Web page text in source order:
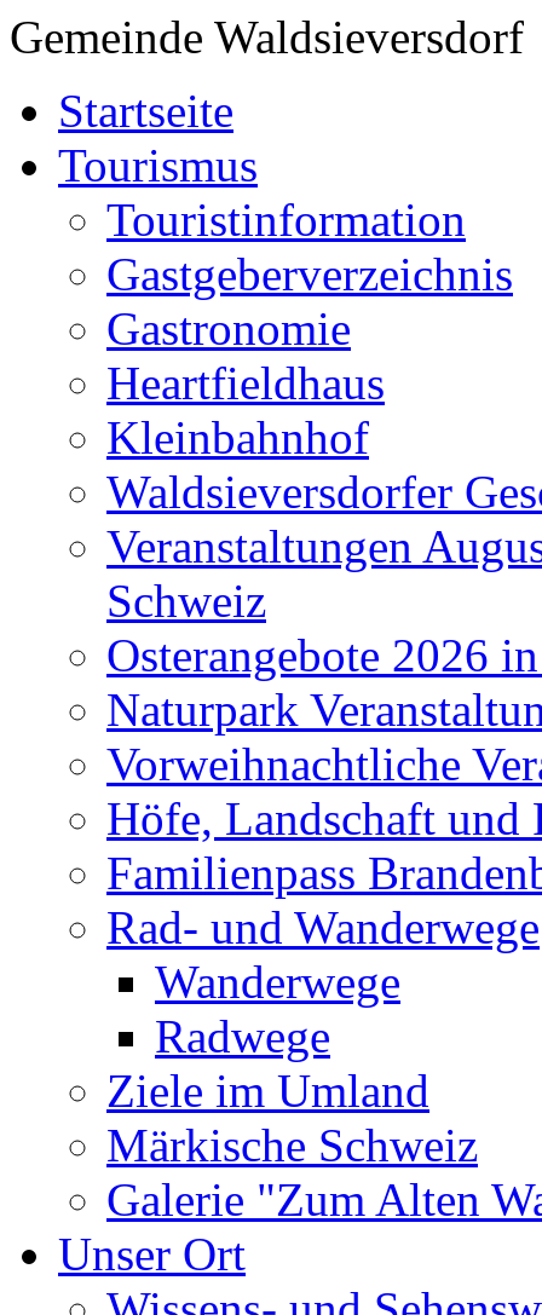
Gemeinde Waldsieversdorf
Startseite
Tourismus
Touristinformation
Gastgeberverzeichnis
Gastronomie
Heartfieldhaus
Kleinbahnhof
Waldsieversdorfer
Veranstaltungen
Schweiz
Osterangebote 2026
Naturpark
Vorweihnachtliche
Höfe, Landschaft und
Familienpass
Rad- und Wanderwege
Wanderwege
Radwege
Ziele im Umland
Märkische Schweiz
Galerie "Zum Alten
Unser Ort